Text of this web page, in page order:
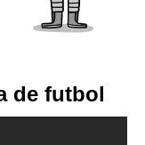
de futbol